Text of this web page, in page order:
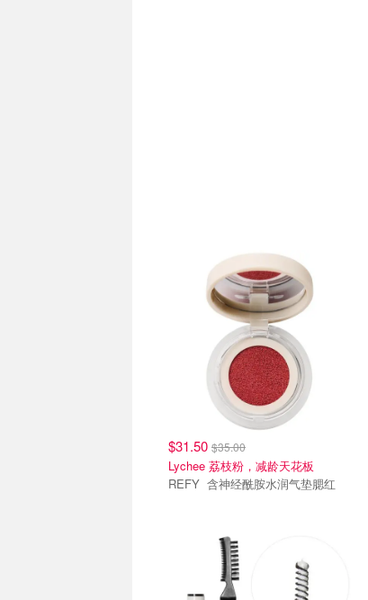
$31.50 $35.00
Lychee 荔枝粉，减龄天花板
REFY 含神经酰胺水润气垫腮红